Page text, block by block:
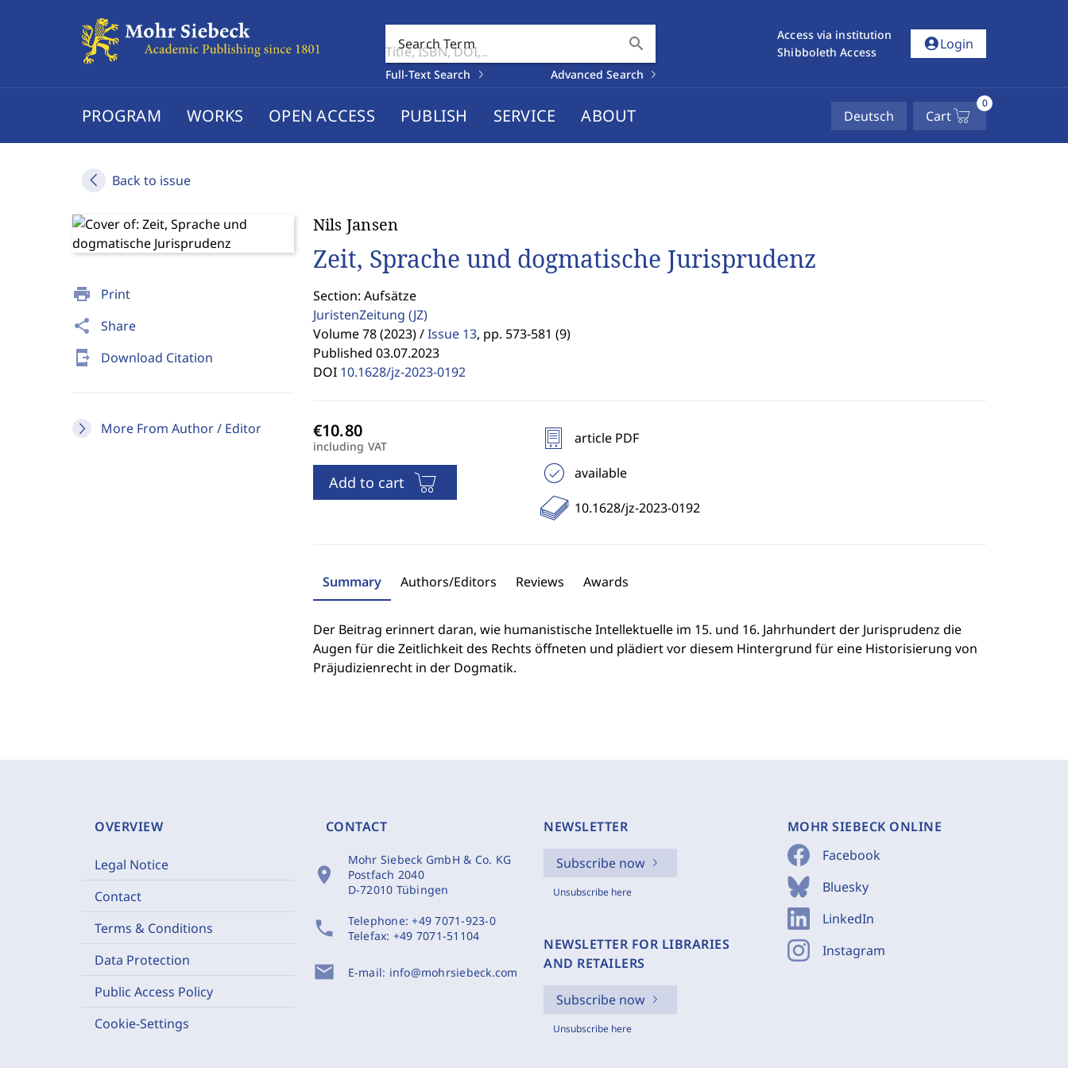
Search Term search
Full-Text Search Advanced Search
Access via institution
Shibboleth Access
account_circleLogin
PROGRAM WORKS OPEN ACCESS PUBLISH SERVICE ABOUT Deutsch Cart
0
Back to issue
print Print
share Share
send_to_mobile Download Citation
More From Author / Editor
Nils Jansen
Zeit, Sprache und dogmatische Jurisprudenz
Section: Aufsätze
JuristenZeitung (JZ)
Volume 78 (2023) / Issue 13, pp. 573-581 (9)
Published 03.07.2023
DOI 10.1628/jz-2023-0192
including VAT
Add to cart
article PDF
available
10.1628/jz-2023-0192
Summary Authors/Editors Reviews Awards
Der Beitrag erinnert daran, wie humanistische Intellektuelle im 15. und 16. Jahrhundert der Jurisprudenz die
Augen für die Zeitlichkeit des Rechts öffneten und plädiert vor diesem Hintergrund für eine Historisierung von
Präjudizienrecht in der Dogmatik.
OVERVIEW
Legal Notice
Contact
Terms & Conditions
Data Protection
Public Access Policy
Cookie-Settings
CONTACT
location_on
Mohr Siebeck GmbH & Co. KG
Postfach 2040
D-72010 Tübingen
phone Telephone:+49 7071-923-0
Telefax: +49 7071-51104
mail E-mail: info@mohrsiebeck.com
NEWSLETTER
Subscribe now
Unsubscribe here
NEWSLETTER FOR LIBRARIES
AND RETAILERS
Subscribe now
Unsubscribe here
MOHR SIEBECK ONLINE
Facebook
Bluesky
LinkedIn
Instagram